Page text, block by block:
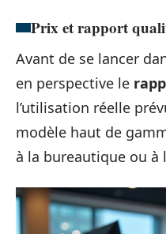
Prix et rapport
Avant de se lancer
en perspective le
l’utilisation réelle
modèle haut de
à la bureautique ou